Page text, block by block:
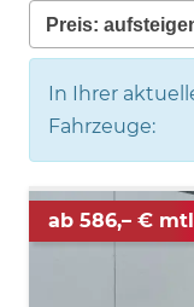
In Ihrer
Fahrzeuge:
ab 586,– €